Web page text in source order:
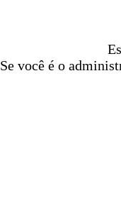
Se você é o